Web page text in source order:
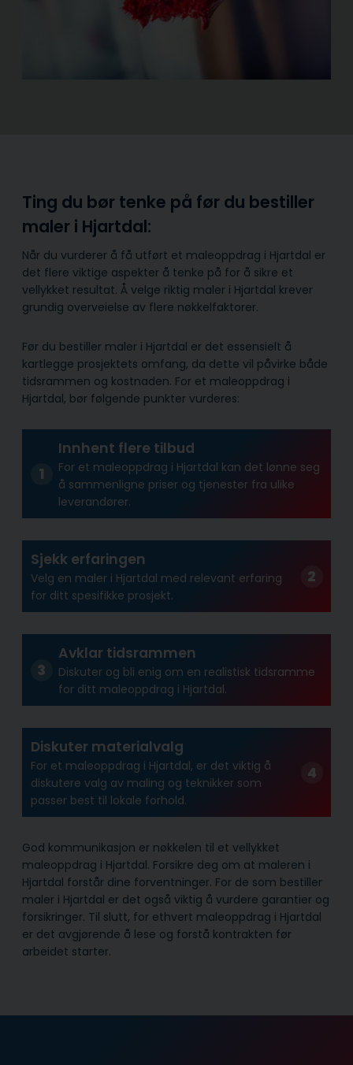
Ting du bør tenke på før du bestiller
maler i Hjartdal:
Når du vurderer å få utført et maleoppdrag i Hjartdal er
det flere viktige aspekter å tenke på for å sikre et
vellykket resultat. Å velge riktig maler i Hjartdal krever
grundig overveielse av flere nøkkelfaktorer.
Før du bestiller maler i Hjartdal er det essensielt å
kartlegge prosjektets omfang, da dette vil påvirke både
tidsrammen og kostnaden. For et maleoppdrag i
Hjartdal, bør følgende punkter vurderes:
Innhent flere tilbud
For et maleoppdrag i Hjartdal kan det lønne seg
å sammenligne priser og tjenester fra ulike
leverandører.
Sjekk erfaringen
Velg en maler i Hjartdal med relevant erfaring
for ditt spesifikke prosjekt.
Avklar tidsrammen
Diskuter og bli enig om en realistisk tidsramme
for ditt maleoppdrag i Hjartdal.
Diskuter materialvalg
For et maleoppdrag i Hjartdal, er det viktig å
diskutere valg av maling og teknikker som
passer best til lokale forhold.
God kommunikasjon er nøkkelen til et vellykket
maleoppdrag i Hjartdal. Forsikre deg om at maleren i
Hjartdal forstår dine forventninger. For de som bestiller
maler i Hjartdal er det også viktig å vurdere garantier og
forsikringer. Til slutt, for ethvert maleoppdrag i Hjartdal
er det avgjørende å lese og forstå kontrakten før
arbeidet starter.